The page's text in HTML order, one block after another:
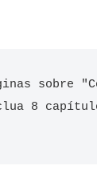
sobre
8